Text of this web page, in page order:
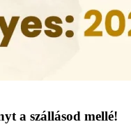
a szállásod mellé!